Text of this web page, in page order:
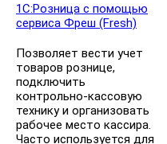
1С:Розница с помощью
сервиса Фреш (Fresh)
Позволяет вести учет
товаров рознице,
подключить
контрольно-кассовую
технику и организовать
рабочее место кассира.
Часто используется для